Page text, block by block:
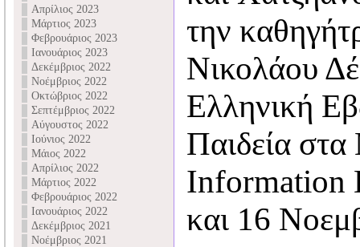
Απρίλιος 2023
Μάρτιος 2023
Φεβρουάριος 2023
Ιανουάριος 2023
Δεκέμβριος 2022
Νοέμβριος 2022
Οκτώβριος 2022
Σεπτέμβριος 2022
Αύγουστος 2022
Ιούνιος 2022
Μάιος 2022
Απρίλιος 2022
Μάρτιος 2022
Φεβρουάριος 2022
Ιανουάριος 2022
Δεκέμβριος 2021
Νοέμβριος 2021
την
Νικολάου
Ελληνική
Παιδεία
Information
και 16